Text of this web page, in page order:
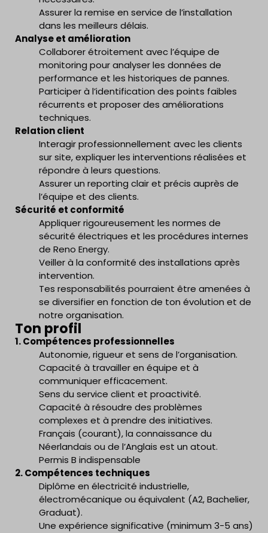
Assurer la remise en service de l’installation
dans les meilleurs délais.
Analyse et amélioration
Collaborer étroitement avec l’équipe de
monitoring pour analyser les données de
performance et les historiques de pannes.
Participer à l’identification des points faibles
récurrents et proposer des améliorations
techniques.
Relation client
Interagir professionnellement avec les clients
sur site, expliquer les interventions réalisées et
répondre à leurs questions.
Assurer un reporting clair et précis auprès de
l’équipe et des clients.
Sécurité et conformité
Appliquer rigoureusement les normes de
sécurité électriques et les procédures internes
de Reno Energy.
Veiller à la conformité des installations après
intervention.
Tes responsabilités pourraient être amenées à
se diversifier en fonction de ton évolution et de
notre organisation.
Ton profil
1. Compétences professionnelles
Autonomie, rigueur et sens de l’organisation.
Capacité à travailler en équipe et à
communiquer efficacement.
Sens du service client et proactivité.
Capacité à résoudre des problèmes
complexes et à prendre des initiatives.
Français (courant), la connaissance du
Néerlandais ou de l’Anglais est un atout.
Permis B indispensable
2. Compétences techniques
Diplôme en électricité industrielle,
électromécanique ou équivalent (A2, Bachelier,
Graduat).
Une expérience significative (minimum 3-5 ans)